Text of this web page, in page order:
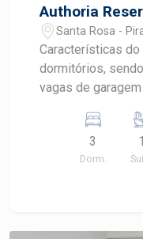
Authoria
Rosa |
Santa Rosa -
Características do imóvel:
dormitórios,
vagas de garagem - Área construída: 119,02 m² -
e fundo, 20 m nas
FACHADA: - PORTA DE ENTRADA PIVOTANTE DE
ALUMÍNIO NAS
3
Dorm.
1